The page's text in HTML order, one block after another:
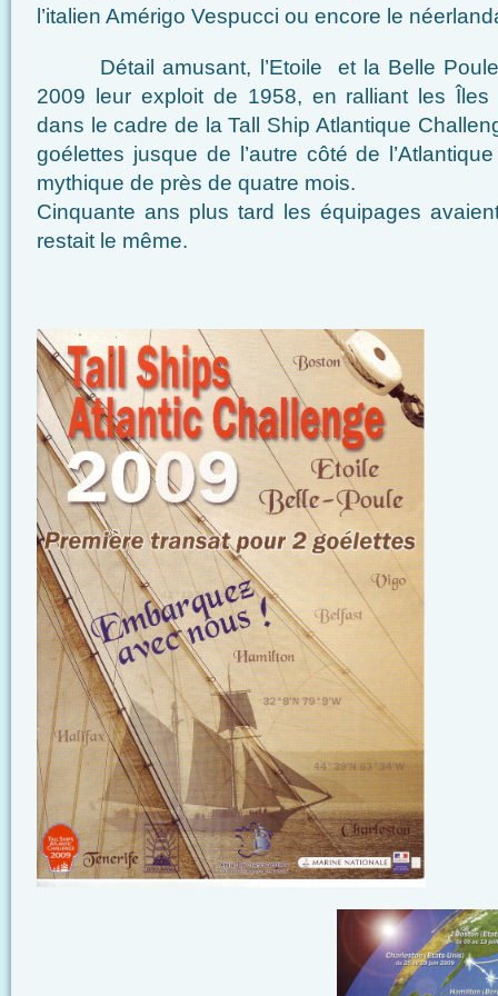
l’italien Amérigo Vespucci ou encore le
Détail amusant, l’Etoile et la Belle Poule
2009 leur exploit de 1958, en ralliant les Îles
dans le cadre de la Tall Ship Atlantique
goélettes jusque de l’autre côté de
mythique de près de quatre mois.
Cinquante ans plus tard les équipages
restait le même.